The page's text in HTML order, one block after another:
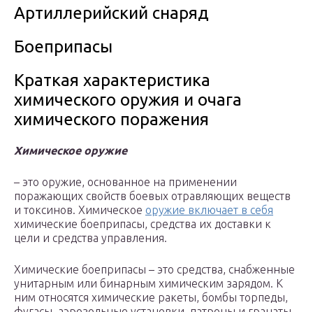
Артиллерийский снаряд
Боеприпасы
Краткая характеристика
химического оружия и очага
химического поражения
Химическое оружие
– это оружие, основанное на применении
поражающих свойств боевых отравляющих веществ
и токсинов. Химическое оружие включает в себя
химические боеприпасы, средства их доставки к
цели и средства управления.
Химические боеприпасы – это средства, снабженные
унитарным или бинарным химическим зарядом. К
ним относятся химические ракеты, бомбы торпеды,